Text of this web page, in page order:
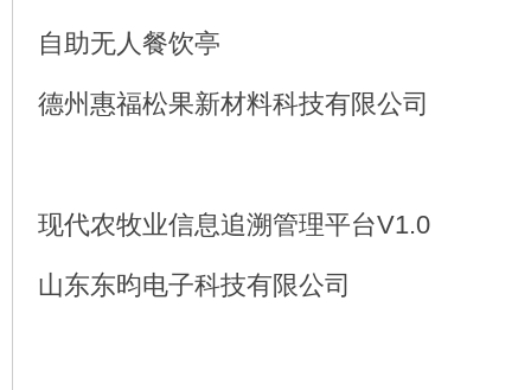
自助无人餐饮亭
德州惠福松果新材料科技有限公司
现代农牧业信息追溯管理平台V1.0
山东东昀电子科技有限公司